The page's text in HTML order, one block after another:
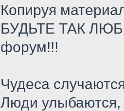
Копируя
БУДЬТЕ ТАК
форум!!!
Чудеса
Люди улыбаются,